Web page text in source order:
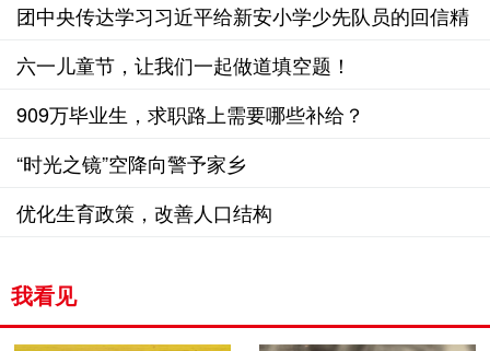
共利益
团中央传达学习习近平给新安小学少先队员的回信精
神
六一儿童节，让我们一起做道填空题！
909万毕业生，求职路上需要哪些补给？
“时光之镜”空降向警予家乡
优化生育政策，改善人口结构
我看见